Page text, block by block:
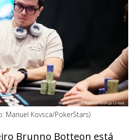
Manuel Kovsca/PokerStars)
Brunno Botteon está